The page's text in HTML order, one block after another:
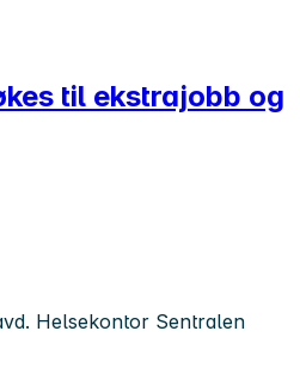
til ekstrajobb og
Helsekontor Sentralen